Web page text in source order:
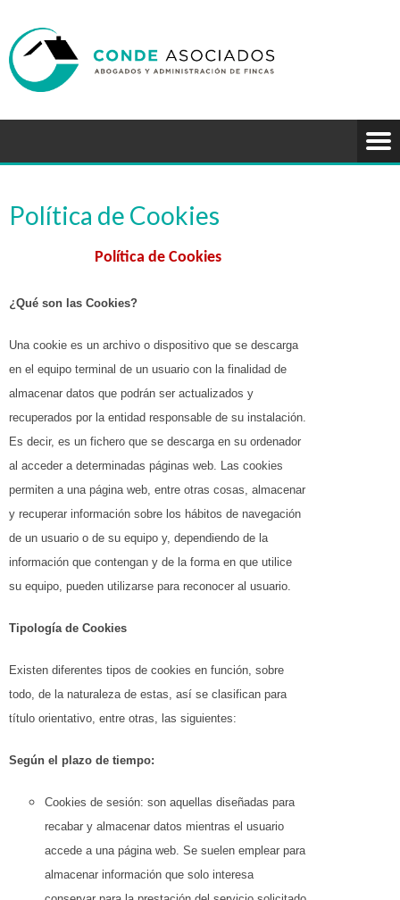
Política de Cookies
Política de Cookies
¿Qué son las Cookies?
Una cookie es un archivo o dispositivo que se descarga
en el equipo terminal de un usuario con la finalidad de
almacenar datos que podrán ser actualizados y
recuperados por la entidad responsable de su instalación.
Es decir, es un fichero que se descarga en su ordenador
al acceder a determinadas páginas web. Las cookies
permiten a una página web, entre otras cosas, almacenar
y recuperar información sobre los hábitos de navegación
de un usuario o de su equipo y, dependiendo de la
información que contengan y de la forma en que utilice
su equipo, pueden utilizarse para reconocer al usuario.
Tipología de Cookies
Existen diferentes tipos de cookies en función, sobre
todo, de la naturaleza de estas, así se clasifican para
título orientativo, entre otras, las siguientes:
Según el plazo de tiempo:
Cookies de sesión: son aquellas diseñadas para
recabar y almacenar datos mientras el usuario
accede a una página web. Se suelen emplear para
almacenar información que solo interesa